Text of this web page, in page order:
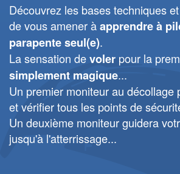
Découvrez les bases techniques
de vous amener àapprendre à
parapente seul(e).
La sensation devoler pour la
simplement magique...
Un premier moniteur au décollage
et vérifier tous les points de
Un deuxième moniteur guidera
jusqu'à l'atterrissage...